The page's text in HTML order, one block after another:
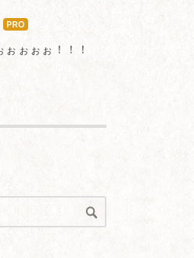
は
てぉぉぉ！！！